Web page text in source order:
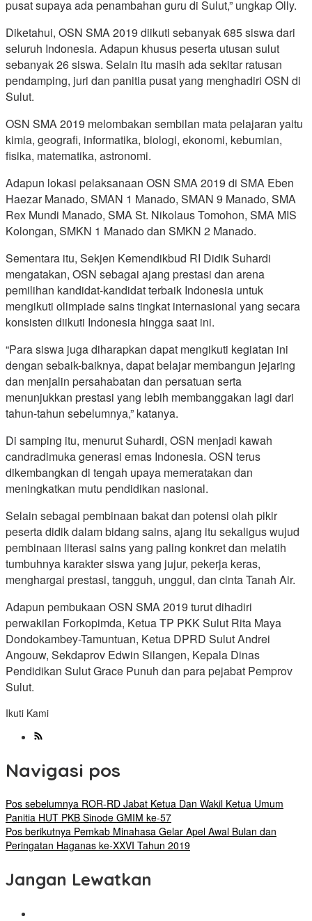
pusat supaya ada penambahan guru di Sulut,” ungkap Olly.
Diketahui, OSN SMA 2019 diikuti sebanyak 685 siswa dari
seluruh Indonesia. Adapun khusus peserta utusan sulut
sebanyak 26 siswa. Selain itu masih ada sekitar ratusan
pendamping, juri dan panitia pusat yang menghadiri OSN di
Sulut.
OSN SMA 2019 melombakan sembilan mata pelajaran yaitu
kimia, geografi, informatika, biologi, ekonomi, kebumian,
fisika, matematika, astronomi.
Adapun lokasi pelaksanaan OSN SMA 2019 di SMA Eben
Haezar Manado, SMAN 1 Manado, SMAN 9 Manado, SMA
Rex Mundi Manado, SMA St. Nikolaus Tomohon, SMA MIS
Kolongan, SMKN 1 Manado dan SMKN 2 Manado.
Sementara itu, Sekjen Kemendikbud RI Didik Suhardi
mengatakan, OSN sebagai ajang prestasi dan arena
pemilihan kandidat-kandidat terbaik Indonesia untuk
mengikuti olimpiade sains tingkat internasional yang secara
konsisten diikuti Indonesia hingga saat ini.
“Para siswa juga diharapkan dapat mengikuti kegiatan ini
dengan sebaik-baiknya, dapat belajar membangun jejaring
dan menjalin persahabatan dan persatuan serta
menunjukkan prestasi yang lebih membanggakan lagi dari
tahun-tahun sebelumnya,” katanya.
Di samping itu, menurut Suhardi, OSN menjadi kawah
candradimuka generasi emas Indonesia. OSN terus
dikembangkan di tengah upaya memeratakan dan
meningkatkan mutu pendidikan nasional.
Selain sebagai pembinaan bakat dan potensi olah pikir
peserta didik dalam bidang sains, ajang itu sekaligus wujud
pembinaan literasi sains yang paling konkret dan melatih
tumbuhnya karakter siswa yang jujur, pekerja keras,
menghargai prestasi, tangguh, unggul, dan cinta Tanah Air.
Adapun pembukaan OSN SMA 2019 turut dihadiri
perwakilan Forkopimda, Ketua TP PKK Sulut Rita Maya
Dondokambey-Tamuntuan, Ketua DPRD Sulut Andrei
Angouw, Sekdaprov Edwin Silangen, Kepala Dinas
Pendidikan Sulut Grace Punuh dan para pejabat Pemprov
Sulut.
Ikuti Kami
Navigasi pos
Pos sebelumnya ROR-RD Jabat Ketua Dan Wakil Ketua Umum
Panitia HUT PKB Sinode GMIM ke-57
Pos berikutnya Pemkab Minahasa Gelar Apel Awal Bulan dan
Peringatan Haganas ke-XXVI Tahun 2019
Jangan Lewatkan